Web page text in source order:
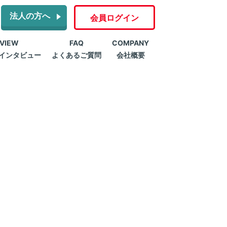
法人の方へ 会員ログイン
ンタビュー
FAQ
よくあるご質問
COMPANY
会社概要